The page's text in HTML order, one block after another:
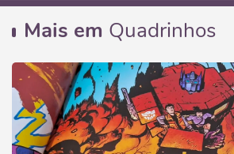
Mais em Quadrinhos